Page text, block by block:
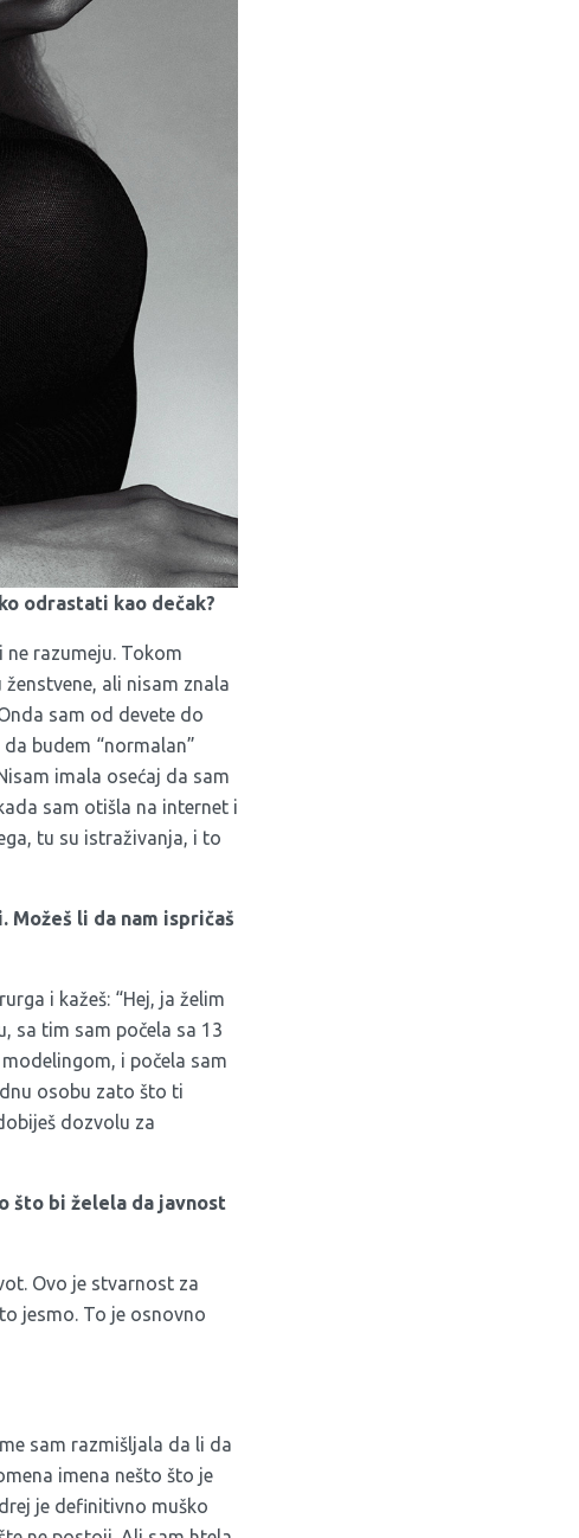
odrastati kao dečak?
razumeju. Tokom
ali nisam znala
sam od devete do
budem “normalan”
imala osećaj da sam
sam otišla na internet i
tu su istraživanja, i to
li da nam ispričaš
i kažeš: “Hej, ja želim
sa tim sam počela sa 13
i počela sam
osobu zato što ti
dozvolu za
što bi želela da javnost
Ovo je stvarnost za
jesmo. To je osnovno
sam razmišljala da li da
imena nešto što je
je definitivno muško